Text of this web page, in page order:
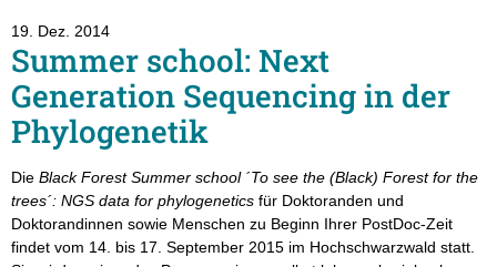
19. Dez. 2014
Summer school: Next
Generation Sequencing in der
Phylogenetik
Die Black Forest Summer school ´To see the (Black) Forest for the
trees´: NGS data for phylogenetics für Doktoranden und
Doktorandinnen sowie Menschen zu Beginn Ihrer PostDoc-Zeit
findet vom 14. bis 17. September 2015 im Hochschwarzwald statt.